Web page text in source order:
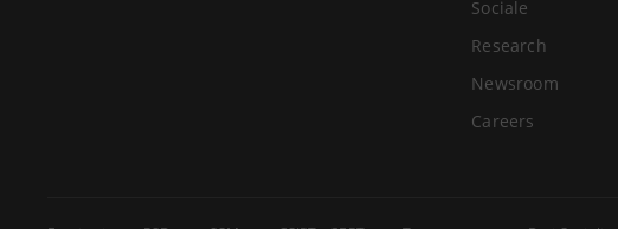
Sociale
Research
Newsroom
Careers